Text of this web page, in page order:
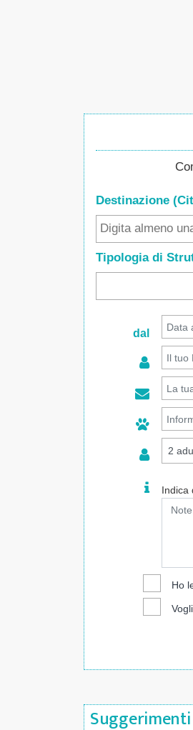
Destinazione
Tipologia di
dal
Ho
Suggerimenti